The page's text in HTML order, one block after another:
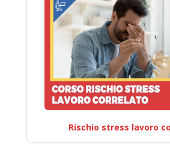
Rischio stress lavoro